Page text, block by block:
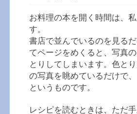
お料理の本を開く時間は、
す。
書店で並んでいるのを見る
てページをめくると、写真
とりしてしまいます。色と
の写真を眺めているだけで
というものです。
レシピを読むときは、ただ